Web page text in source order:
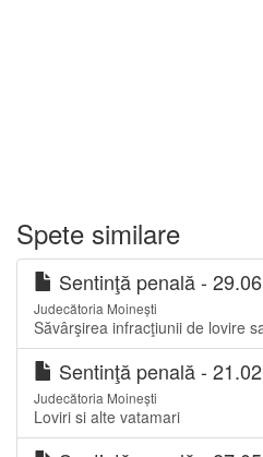
Spete similare
Sentinţă penală -
Judecătoria Moinești
Săvârşirea infracţiunii de lovire
Sentinţă penală -
Judecătoria Moinești
Loviri si alte vatamari